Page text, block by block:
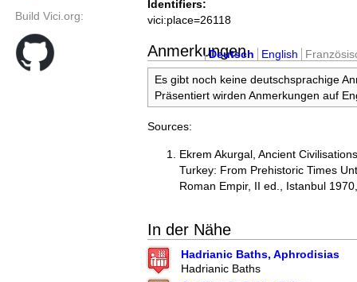
Build Vici.org:
Identifiers:
vici:place=26118
Anmerkungen
Deutsch English
Es gibt noch keine deutschsprachige
Präsentiert wirden Anmerkungen auf
Sources:
Ekrem Akurgal, Ancient
Turkey: From Prehistoric Times
Roman Empir, II ed., Istanbul
In der Nähe
Hadrianic Baths, Aphrodisias
Hadrianic Baths